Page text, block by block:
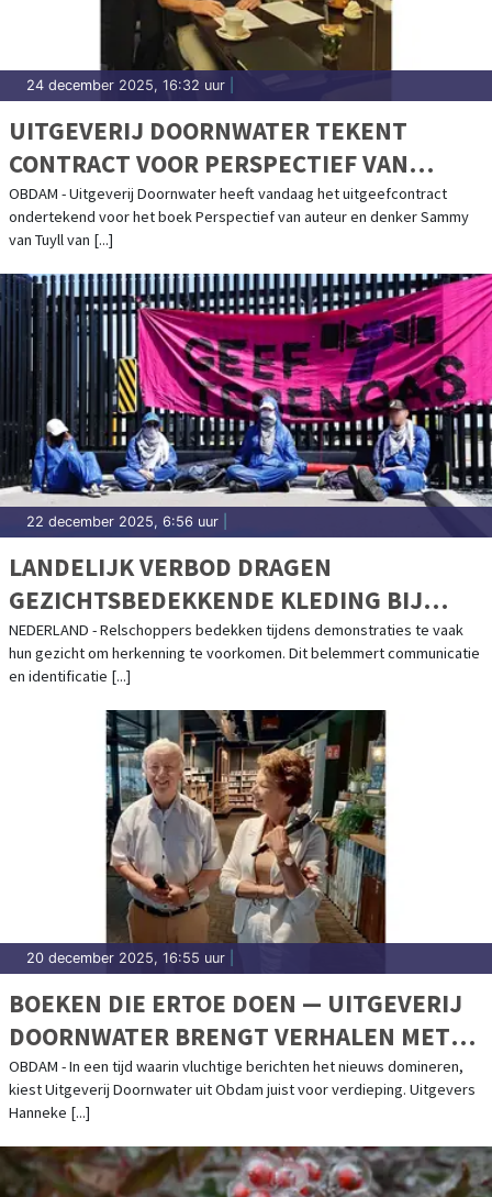
24 december 2025, 16:32 uur
UITGEVERIJ DOORNWATER TEKENT
CONTRACT VOOR PERSPECTIEF VAN
SAMMY VAN TUYLL
OBDAM - Uitgeverij Doornwater heeft vandaag het uitgeefcontract
ondertekend voor het boek Perspectief van auteur en denker Sammy
van Tuyll van [...]
22 december 2025, 6:56 uur
LANDELIJK VERBOD DRAGEN
GEZICHTSBEDEKKENDE KLEDING BIJ
DEMONSTRATIES!
NEDERLAND - Relschoppers bedekken tijdens demonstraties te vaak
hun gezicht om herkenning te voorkomen. Dit belemmert communicatie
en identificatie [...]
20 december 2025, 16:55 uur
BOEKEN DIE ERTOE DOEN — UITGEVERIJ
DOORNWATER BRENGT VERHALEN MET
EEN GEWETEN
OBDAM - In een tijd waarin vluchtige berichten het nieuws domineren,
kiest Uitgeverij Doornwater uit Obdam juist voor verdieping. Uitgevers
Hanneke [...]